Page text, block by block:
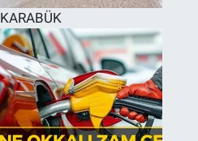
KARABÜKSon Dakika Haberleri
Haber Arşivi